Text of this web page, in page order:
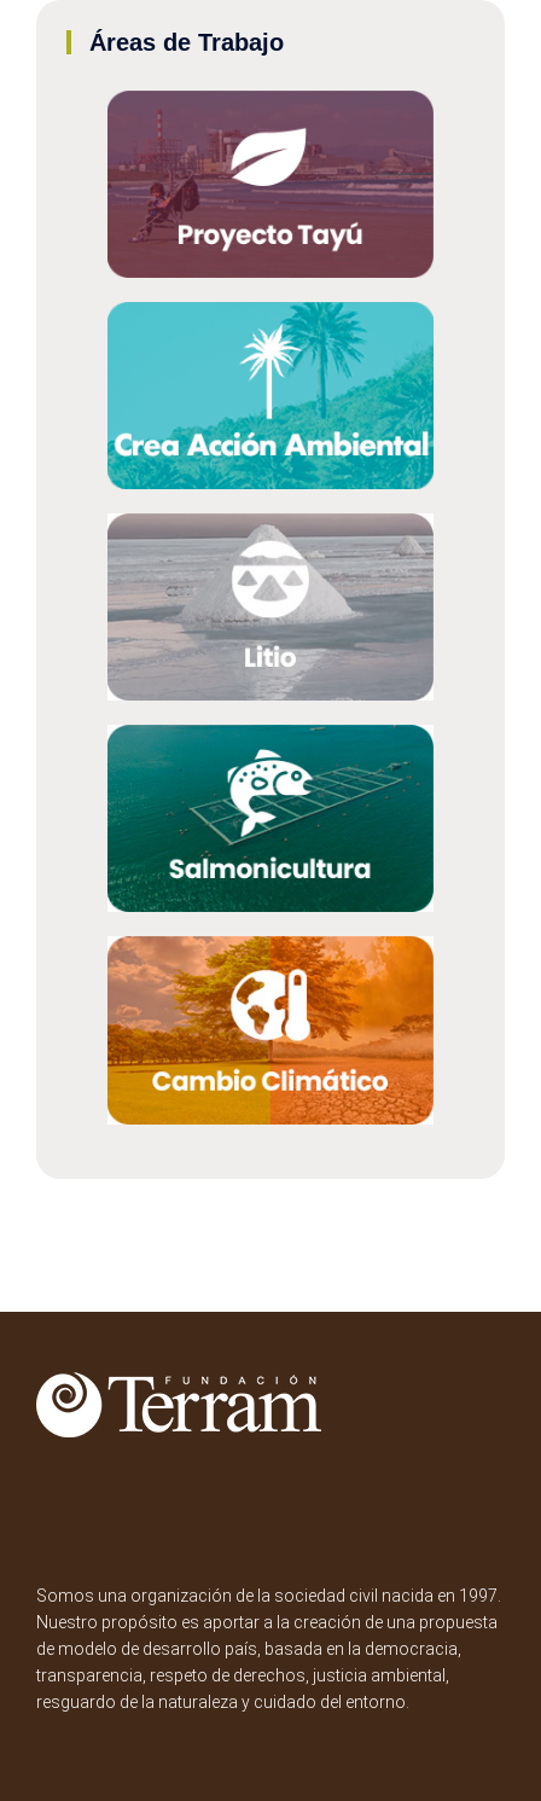
Áreas de Trabajo
Somos una organización de la sociedad civil nacida en 1997.
Nuestro propósito es aportar a la creación de una propuesta
de modelo de desarrollo país, basada en la democracia,
transparencia, respeto de derechos, justicia ambiental,
resguardo de la naturaleza y cuidado del entorno.